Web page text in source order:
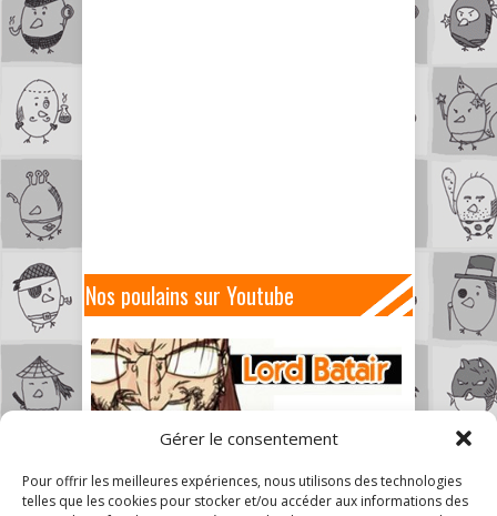
Gérer le consentement
Pour offrir les meilleures expériences, nous utilisons des technologies
telles que les cookies pour stocker et/ou accéder aux informations des
Nos poulains sur Youtube